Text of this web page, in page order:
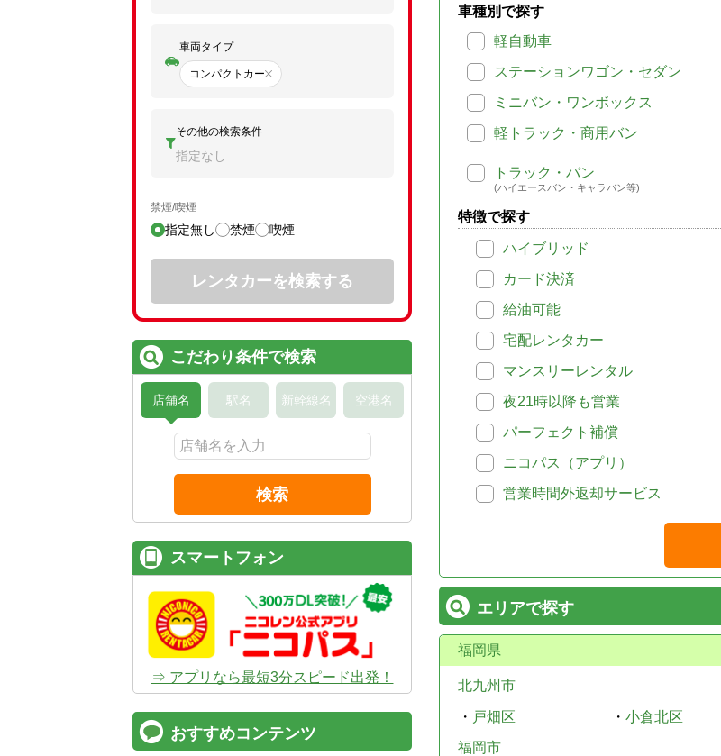
車種別で探す
軽自動車
ステーションワゴン・セダン
ミニバン・ワンボックス
軽トラック・商用バン
トラック・バン
(ハイエースバン・キャラバン等)
特徴で探す
ハイブリッド
カード決済
給油可能
宅配レンタカー
マンスリーレンタル
夜21時以降も営業
パーフェクト補償
ニコパス（アプリ）
営業時間外返却サービス
エリアで探す
福岡県
北九州市
・ 戸畑区 ・ 小倉北区
福岡市
車両タイプ
コンパクトカー
その他の検索条件
指定なし
禁煙/喫煙
指定無し 禁煙 喫煙
レンタカーを検索する
こだわり条件で検索
店舗名 駅名 新幹線名 空港名
検索
スマートフォン
⇒ アプリなら最短3分スピード出発！
おすすめコンテンツ